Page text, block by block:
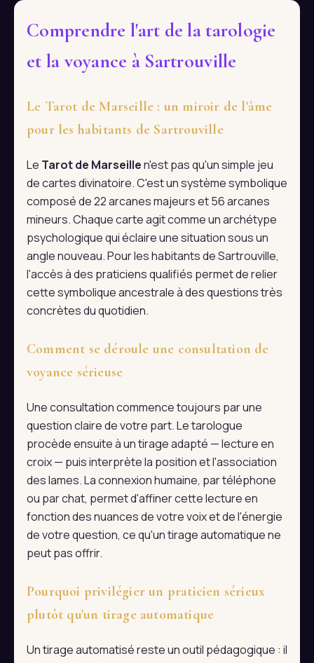
Comprendre l'art de la tarologie
et la voyance à Sartrouville
Le Tarot de Marseille : un miroir de l'âme
pour les habitants de Sartrouville
Le Tarot de Marseillen'est pas qu'un simple jeu
de cartes divinatoire. C'est un système symbolique
composé de 22 arcanes majeurs et 56 arcanes
mineurs. Chaque carte agit comme un archétype
psychologique qui éclaire une situation sous un
angle nouveau. Pour les habitants de Sartrouville,
l'accès à des praticiens qualifiés permet de relier
cette symbolique ancestrale à des questions très
concrètes du quotidien.
Comment se déroule une consultation de
voyance sérieuse
Une consultation commence toujours par une
question claire de votre part. Le tarologue
procède ensuite à un tirage adapté — lecture en
croix — puis interprète la position et l'association
des lames. La connexion humaine, par téléphone
ou par chat, permet d'affiner cette lecture en
fonction des nuances de votre voix et de l'énergie
de votre question, ce qu'un tirage automatique ne
peut pas offrir.
Pourquoi privilégier un praticien sérieux
plutôt qu'un tirage automatique
Un tirage automatisé reste un outil pédagogique : il